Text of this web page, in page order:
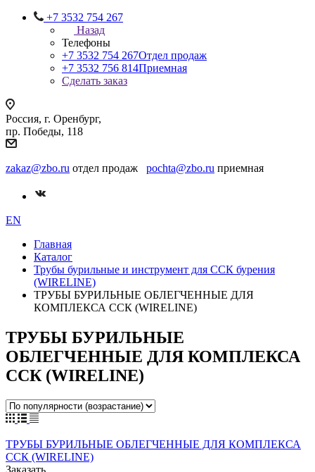
+7 3532 754 267
Назад
Телефоны
+7 3532 754 267Отдел продаж
+7 3532 756 814Приемная
Сделать заказ
Россия, г. Оренбург,
пр. Победы, 118
zakaz@zbo.ru отдел продаж pochta@zbo.ru приемная
EN
Главная
Каталог
Трубы бурильные и инструмент для ССК бурения
(WIRELINE)
ТРУБЫ БУРИЛЬНЫЕ ОБЛЕГЧЕННЫЕ ДЛЯ
КОМПЛЕКСА ССК (WIRELINE)
ТРУБЫ БУРИЛЬНЫЕ
ОБЛЕГЧЕННЫЕ ДЛЯ КОМПЛЕКСА
ССК (WIRELINE)
ТРУБЫ БУРИЛЬНЫЕ ОБЛЕГЧЕННЫЕ ДЛЯ КОМПЛЕКСА
ССК (WIRELINE)
Заказать